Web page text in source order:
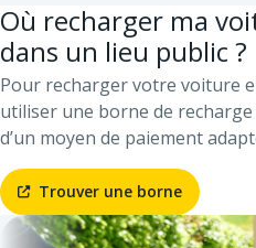
Où recharger ma
dans un lieu public ?
Pour recharger votre voiture
utiliser une borne de
d’un moyen de paiement
Trouver une borne